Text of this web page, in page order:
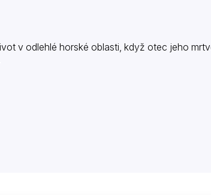
v odlehlé horské oblasti, když otec jeho